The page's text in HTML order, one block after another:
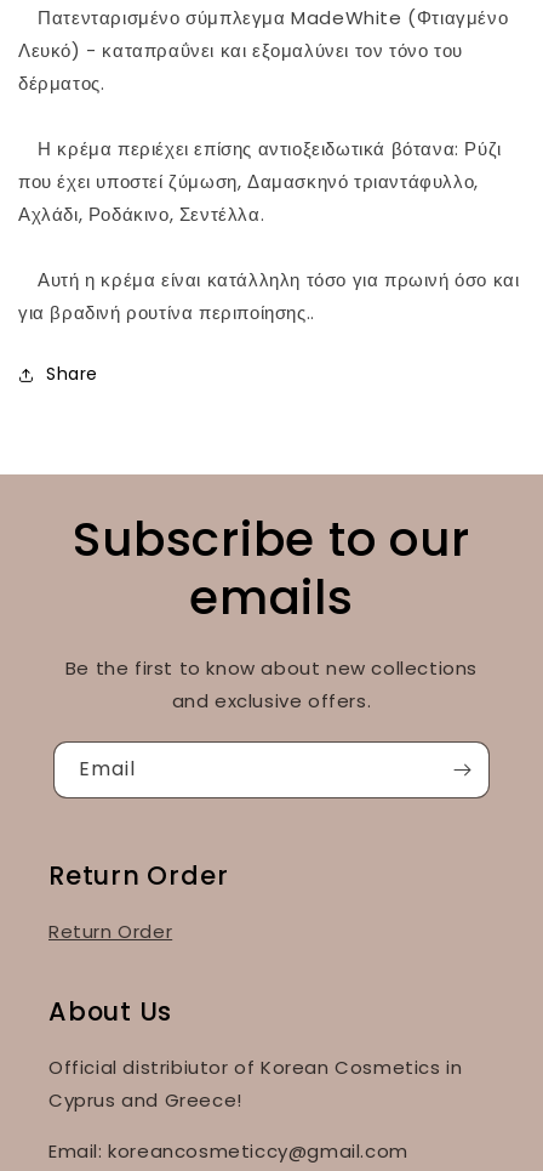
⠀ Πατενταρισμένο σύμπλεγμα MadeWhite (Φτιαγμένο
Λευκό) - καταπραΰνει και εξομαλύνει τον τόνο του
δέρματος.
⠀ Η κρέμα περιέχει επίσης αντιοξειδωτικά βότανα: Ρύζι
που έχει υποστεί ζύμωση, Δαμασκηνό τριαντάφυλλο,
Αχλάδι, Ροδάκινο, Σεντέλλα.
⠀ Αυτή η κρέμα είναι κατάλληλη τόσο για πρωινή όσο και
για βραδινή ρουτίνα περιποίησης.. ⠀
Share
Subscribe to our
emails
Be the first to know about new collections
and exclusive offers.
Email
Return Order
Return Order
About Us
Official distribiutor of Korean Cosmetics in
Cyprus and Greece!
Email: koreancosmeticcy@gmail.com